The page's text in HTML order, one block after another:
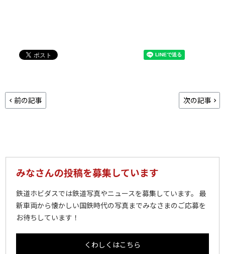
前の記事 次の記事
みなさんの投稿を募集しています
鉄道ホビダスでは鉄道写真やニュースを募集しています。 最
新車両から懐かしい国鉄時代の写真までみなさまのご応募を
お待ちしています！
くわしくはこちら